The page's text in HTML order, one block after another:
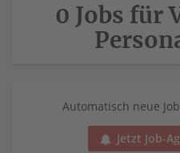
0 Jobs für
Automatisch neue
Jetzt Job-